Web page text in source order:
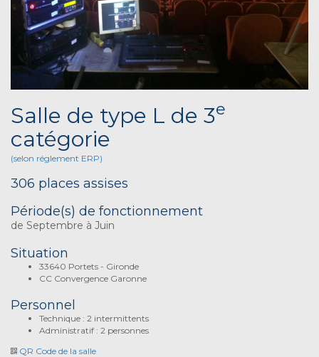
Salle de type L de 3e
catégorie
(selon réglement ERP)
306 places assises
Période(s) de fonctionnement
de Septembre à Juin
Situation
33640 Portets - Gironde
CC Convergence Garonne
Personnel
Technique : 2 intermittents
Administratif : 2 personnes
QR Code de la salle